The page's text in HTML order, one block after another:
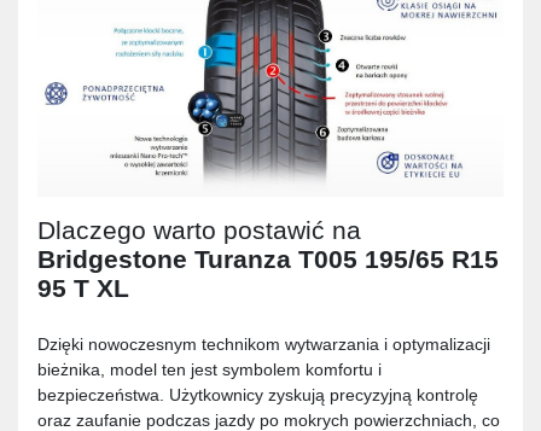
Dlaczego warto postawić na
Bridgestone Turanza T005 195/65 R15
95 T XL
Dzięki nowoczesnym technikom wytwarzania i optymalizacji
bieżnika, model ten jest symbolem komfortu i
bezpieczeństwa. Użytkownicy zyskują precyzyjną kontrolę
oraz zaufanie podczas jazdy po mokrych powierzchniach, co